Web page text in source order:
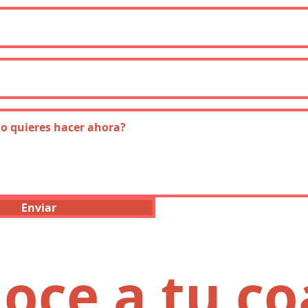
Enviar